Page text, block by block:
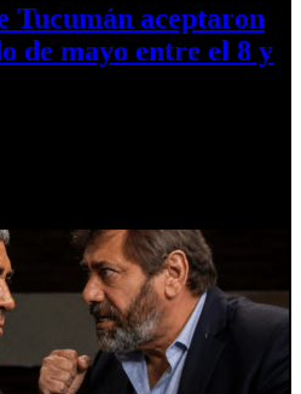
Tucumán aceptaron
de mayo entre el 8 y